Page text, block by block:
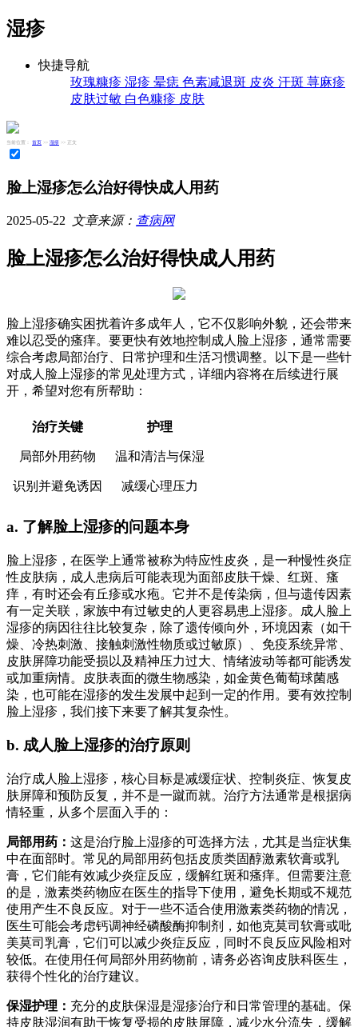
湿疹
快捷导航
玫瑰糠疹 湿疹 晕痣 色素减退斑 皮炎 汗斑 荨麻疹
皮肤过敏 白色糠疹 皮肤
当前位置： 首页 >> 湿疹 >> 正文
脸上湿疹怎么治好得快成人用药
2025-05-22 文章来源： 查病网
脸上湿疹怎么治好得快成人用药
脸上湿疹确实困扰着许多成年人，它不仅影响外貌，还会带来
难以忍受的瘙痒。要更快有效地控制成人脸上湿疹，通常需要
综合考虑局部治疗、日常护理和生活习惯调整。以下是一些针
对成人脸上湿疹的常见处理方式，详细内容将在后续进行展
开，希望对您有所帮助：
治疗关键 护理
局部外用药物 温和清洁与保湿
识别并避免诱因 减缓心理压力
a. 了解脸上湿疹的问题本身
脸上湿疹，在医学上通常被称为特应性皮炎，是一种慢性炎症
性皮肤病，成人患病后可能表现为面部皮肤干燥、红斑、瘙
痒，有时还会有丘疹或水疱。它并不是传染病，但与遗传因素
有一定关联，家族中有过敏史的人更容易患上湿疹。成人脸上
湿疹的病因往往比较复杂，除了遗传倾向外，环境因素（如干
燥、冷热刺激、接触刺激性物质或过敏原）、免疫系统异常、
皮肤屏障功能受损以及精神压力过大、情绪波动等都可能诱发
或加重病情。皮肤表面的微生物感染，如金黄色葡萄球菌感
染，也可能在湿疹的发生发展中起到一定的作用。要有效控制
脸上湿疹，我们接下来要了解其复杂性。
b. 成人脸上湿疹的治疗原则
治疗成人脸上湿疹，核心目标是减缓症状、控制炎症、恢复皮
肤屏障和预防反复，并不是一蹴而就。治疗方法通常是根据病
情轻重，从多个层面入手的：
局部用药： 这是治疗脸上湿疹的可选择方法，尤其是当症状集
中在面部时。常见的局部用药包括皮质类固醇激素软膏或乳
膏，它们能有效减少炎症反应，缓解红斑和瘙痒。但需要注意
的是，激素类药物应在医生的指导下使用，避免长期或不规范
使用产生不良反应。对于一些不适合使用激素类药物的情况，
医生可能会考虑钙调神经磷酸酶抑制剂，如他克莫司软膏或吡
美莫司乳膏，它们可以减少炎症反应，同时不良反应风险相对
较低。在使用任何局部外用药物前，请务必咨询皮肤科医生，
获得个性化的治疗建议。
保湿护理： 充分的皮肤保湿是湿疹治疗和日常管理的基础。保
持皮肤湿润有助于恢复受损的皮肤屏障，减少水分流失，缓解